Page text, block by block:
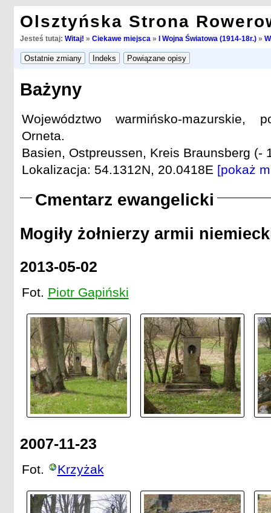
Olsztyńska Strona
Jesteś tutaj: Witaj! » Ciekawe miejsca » I Wojna Światowa (1914-18r.)»
Bażyny
Województwo warmińsko-mazurskie,
Orneta.
Basien, Ostpreussen, Kreis Braunsberg (-
Lokalizacja: 54.1312N, 20.0418E [pokaż
Cmentarz ewangelicki
Mogiły żołnierzy armii
2013-05-02
Fot. Piotr Gapiński
2007-11-23
Fot. Krzyżak